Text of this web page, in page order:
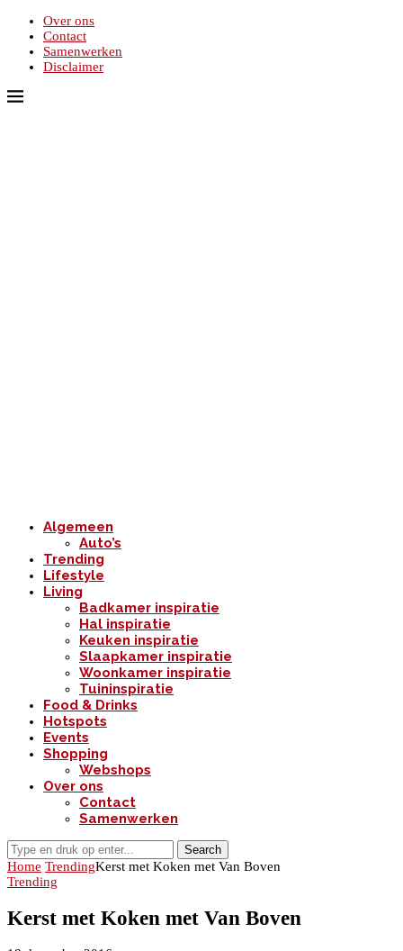
Over ons
Contact
Samenwerken
Disclaimer
Algemeen
Auto’s
Trending
Lifestyle
Living
Badkamer inspiratie
Hal inspiratie
Keuken inspiratie
Slaapkamer inspiratie
Woonkamer inspiratie
Tuininspiratie
Food & Drinks
Hotspots
Events
Shopping
Webshops
Over ons
Contact
Samenwerken
Search
Home TrendingKerst met Koken met Van Boven
Trending
Kerst met Koken met Van Boven